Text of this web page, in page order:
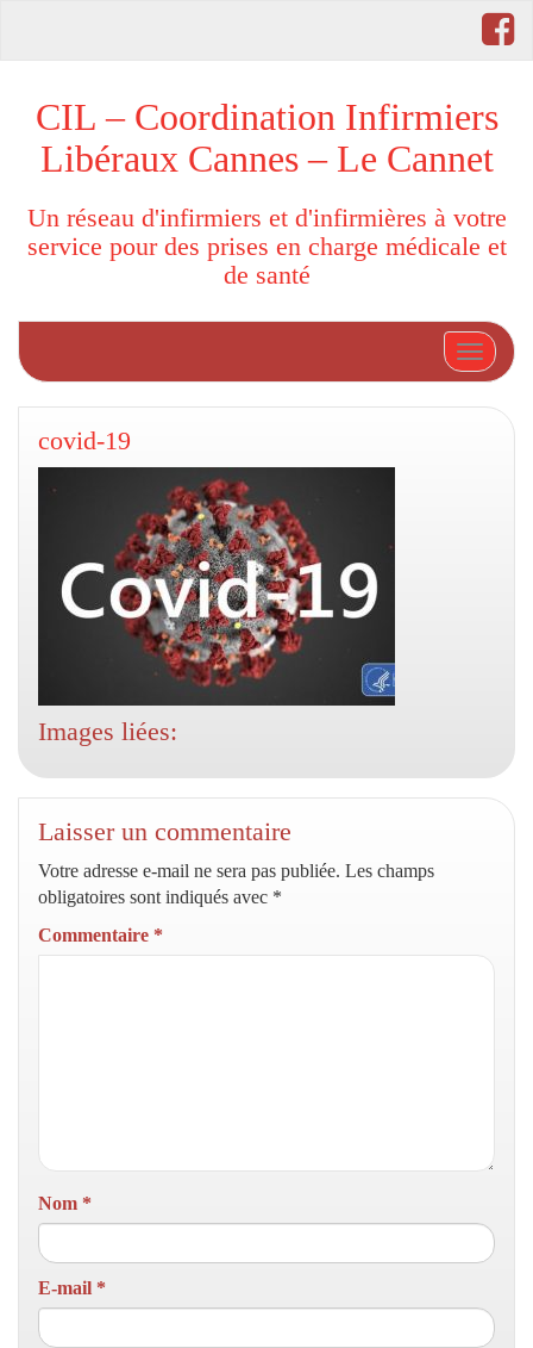
CIL – Coordination Infirmiers
Libéraux Cannes – Le Cannet
Un réseau d'infirmiers et d'infirmières à votre
service pour des prises en charge médicale et
de santé
covid-19
Images liées:
Laisser un commentaire
Votre adresse e-mail ne sera pas publiée. Les champs
obligatoires sont indiqués avec *
Commentaire *
Nom *
E-mail *